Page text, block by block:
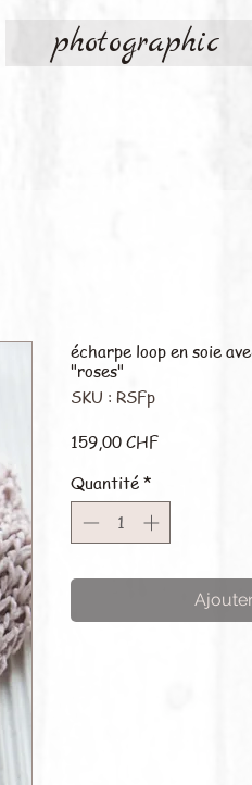
photographic
écharpe loop en soie
"roses"
SKU : RSFp
159,00 CHFPrix
Quantité *